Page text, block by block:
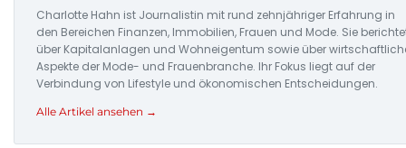
Charlotte Hahn ist Journalistin mit rund zehnjähriger Erfahrung in
den Bereichen Finanzen, Immobilien, Frauen und Mode. Sie
über Kapitalanlagen und Wohneigentum sowie über
Aspekte der Mode- und Frauenbranche. Ihr Fokus liegt auf der
Verbindung von Lifestyle und ökonomischen Entscheidungen.
Alle Artikel ansehen →